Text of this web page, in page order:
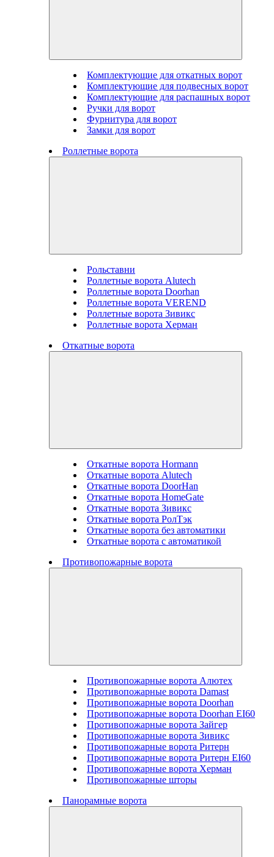
Комплектующие для откатных ворот
Комплектующие для подвесных ворот
Комплектующие для распашных ворот
Ручки для ворот
Фурнитура для ворот
Замки для ворот
Роллетные ворота
Рольставни
Роллетные ворота Alutech
Роллетные ворота Doorhan
Роллетные ворота VEREND
Роллетные ворота Зивикс
Роллетные ворота Херман
Откатные ворота
Откатные ворота Hormann
Откатные ворота Alutech
Откатные ворота DoorHan
Откатные ворота HomeGate
Откатные ворота Зивикс
Откатные ворота РолТэк
Откатные ворота без автоматики
Откатные ворота с автоматикой
Противопожарные ворота
Противопожарные ворота Алютех
Противопожарные ворота Damast
Противопожарные ворота Doorhan
Противопожарные ворота Doorhan EI60
Противопожарные ворота Зайгер
Противопожарные ворота Зивикс
Противопожарные ворота Ритерн
Противопожарные ворота Ритерн EI60
Противопожарные ворота Херман
Противопожарные шторы
Панорамные ворота